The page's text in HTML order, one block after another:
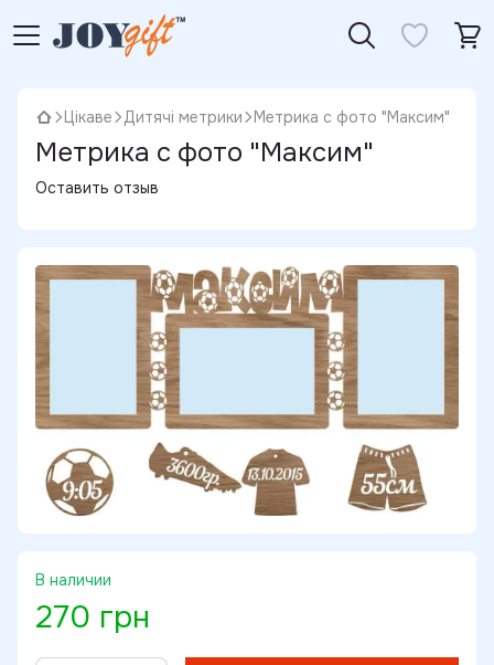
Цікаве Дитячі метрики Метрика с фото "Максим"
Метрика с фото "Максим"
Оставить отзыв
В наличии
270 грн